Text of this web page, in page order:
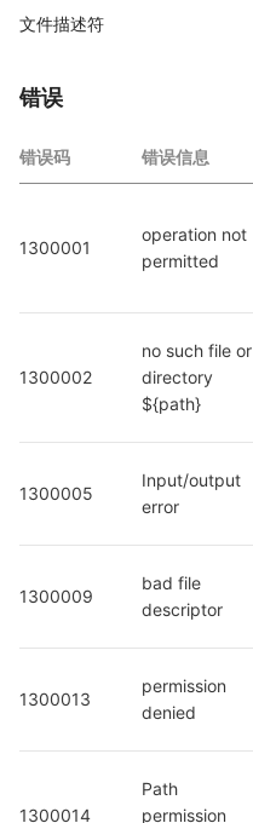
文件描述符
错误
错误码 错误信息
1300001
operation not
permitted
1300002
no such file or
directory
${path}
1300005
Input/output
error
1300009
bad file
descriptor
1300013
permission
denied
1300014
Path
permission